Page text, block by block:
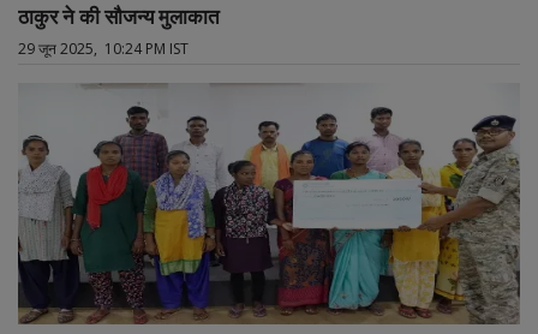
ठाकुर ने की सौजन्य मुलाकात
29 जून 2025, 10:24 PM IST